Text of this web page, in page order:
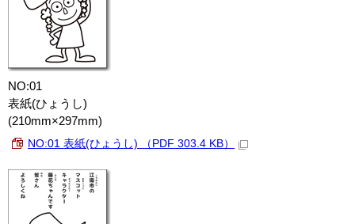
NO:01
表紙(ひょうし)
(210mm×297mm)
NO:01 表紙(ひょうし) （PDF 303.4 KB）